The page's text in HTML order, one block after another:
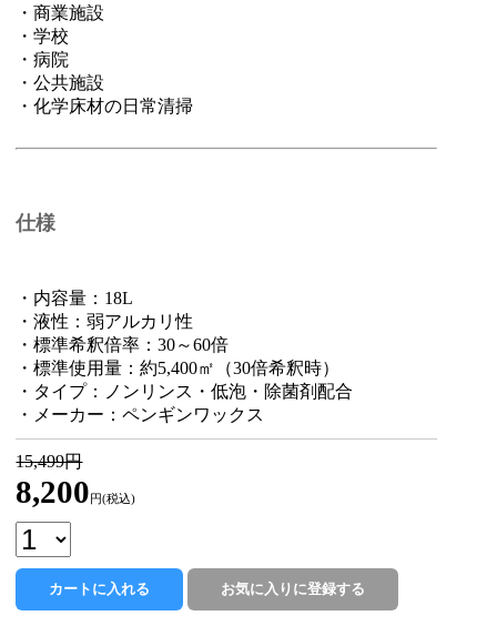
・商業施設
・学校
・病院
・公共施設
・化学床材の日常清掃
仕様
・内容量：18L
・液性：弱アルカリ性
・標準希釈倍率：30～60倍
・標準使用量：約5,400㎡（30倍希釈時）
・タイプ：ノンリンス・低泡・除菌剤配合
・メーカー：ペンギンワックス
15,499円
8,200 円(税込)